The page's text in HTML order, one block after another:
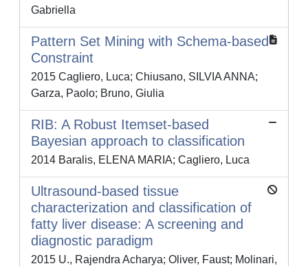
Gabriella
Pattern Set Mining with Schema-based
Constraint
2015 Cagliero, Luca; Chiusano, SILVIA ANNA;
Garza, Paolo; Bruno, Giulia
RIB: A Robust Itemset-based
Bayesian approach to classification
2014 Baralis, ELENA MARIA; Cagliero, Luca
Ultrasound-based tissue
characterization and classification of
fatty liver disease: A screening and
diagnostic paradigm
2015 U., Rajendra Acharya; Oliver, Faust; Molinari,